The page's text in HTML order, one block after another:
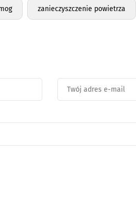
zanieczyszczenie powietrza